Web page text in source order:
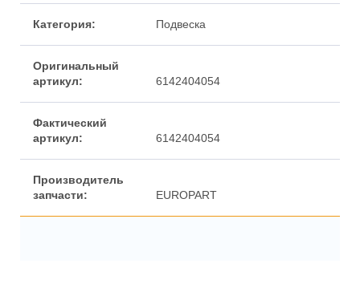
Категория: Подвеска
Оригинальный
артикул:
6142404054
Фактический
артикул:
6142404054
Производитель
запчасти:
EUROPART